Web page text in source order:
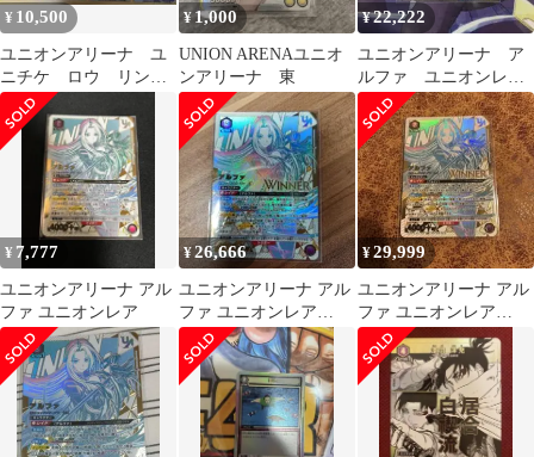
¥ 10,500
ユニオンアリーナ ユ
ニチケ ロウ リンウ
ェル 計8枚
¥ 1,000
UNION ARENAユニオ
ンアリーナ 東
¥22,222
ユニオンアリーナ ア
ルファ ユニオンレ
ア winner 未開封
¥ 7,777
ユニオンアリーナ アル
ファ ユニオンレア
¥26,666
ユニオンアリーナ アル
ファ ユニオンレア
WINNER プロモ
¥29,999
ユニオンアリーナ アル
ファ ユニオンレア
WINNER プロモ